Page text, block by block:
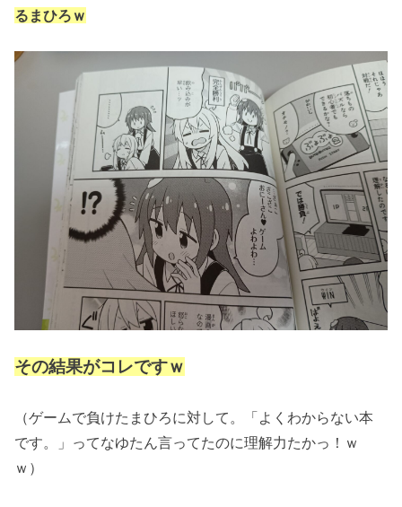
るまひろｗ
その結果がコレですｗ
（ゲームで負けたまひろに対して。「よくわからない本
です。」ってなゆたん言ってたのに理解力たかっ！ｗ
ｗ）